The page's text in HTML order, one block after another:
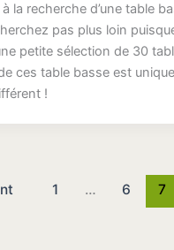
la recherche d’une table
pas plus loin
petite sélection de 30
ces table basse est
!
1 … 6 7